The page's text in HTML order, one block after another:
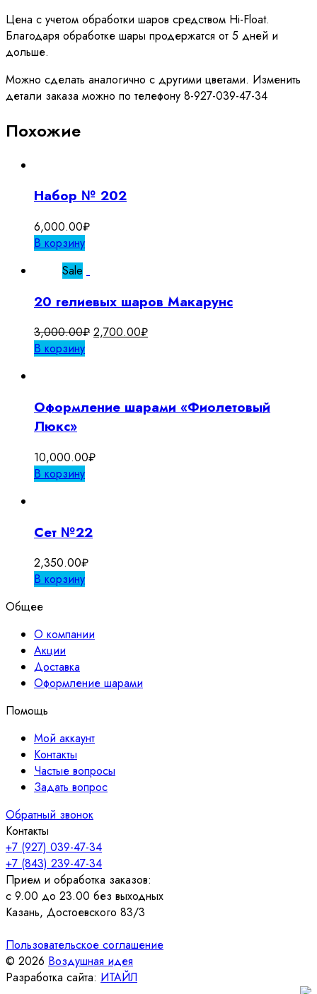
Цена с учетом обработки шаров средством Hi-Float.
Благодаря обработке шары продержатся от 5 дней и
дольше.
Можно сделать аналогично с другими цветами. Изменить
детали заказа можно по телефону 8-927-039-47-34
Похожие
Набор № 202
6,000.00₽
В корзину
Sale
20 гелиевых шаров Макарунс
3,000.00₽ Первоначальная
2,700.00₽Текущая
В корзину
Оформление шарами «Фиолетовый
Люкс»
10,000.00₽
В корзину
Сет №22
2,350.00₽
В корзину
Общее
О компании
Акции
Доставка
Оформление шарами
Помощь
Мой аккаунт
Контакты
Частые вопросы
Задать вопрос
Обратный звонок
Контакты
+7 (927) 039-47-34
+7 (843) 239-47-34
Прием и обработка заказов:
с 9.00 до 23.00 без выходных
Казань, Достоевского 83/3
Пользовательское соглашение
© 2026 Воздушная идея
Разработка сайта: ИТАЙЛ